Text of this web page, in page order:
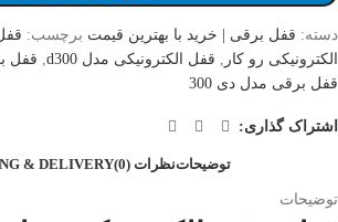
دسته: قفل برقی | خرید با بهترین قیمت برچسب:
الکترونیکی رو کار
قفل الکترونیکی مدل d300 قفل
قفل برقی مدل دی 300
اشتراک گذاری:
توضیحاتنظرات (0) & DELIVERY
توضیحات